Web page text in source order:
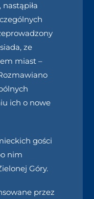
ze
miast –
ich o nowe
gości
nim
Góry.
przez